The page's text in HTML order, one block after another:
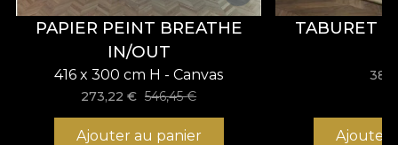
unei grădini exotice
, păstrând în același timp
eleganța sofisticată specifică VLAdiLA.
PAPIER PEINT BREATHE
IN/OUT
416 x 300 cm H - Canvas
273,22 € 546,45€
Ajouter au panier
TABURET
Ajouter